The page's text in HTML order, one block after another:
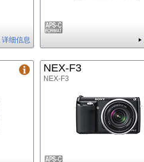
详细信息
NEX-F3
NEX-F3